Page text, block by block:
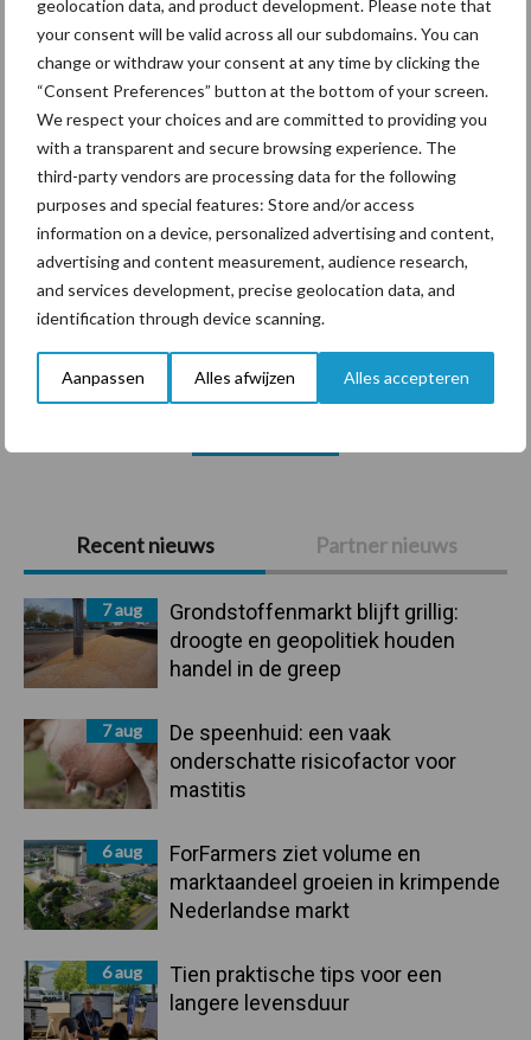
geolocation data, and product development. Please note that
your consent will be valid across all our subdomains. You can
change or withdraw your consent at any time by clicking the
“Consent Preferences” button at the bottom of your screen.
We respect your choices and are committed to providing you
with a transparent and secure browsing experience. The
third-party vendors are processing data for the following
purposes and special features: Store and/or access
information on a device, personalized advertising and content,
advertising and content measurement, audience research,
and services development, precise geolocation data, and
identification through device scanning.
Aanpassen Alles afwijzen Alles accepteren
Primaire
Sidebar
Recent nieuws Partner nieuws
7 aug
Grondstoffenmarkt blijft grillig:
droogte en geopolitiek houden
handel in de greep
7 aug
De speenhuid: een vaak
onderschatte risicofactor voor
mastitis
6 aug
ForFarmers ziet volume en
marktaandeel groeien in krimpende
Nederlandse markt
6 aug
Tien praktische tips voor een
langere levensduur
Themapagina's
Diergezondheid Bemesting Fokkerij
Bedrijfsnieuws
Ligbox &
Voerhekken